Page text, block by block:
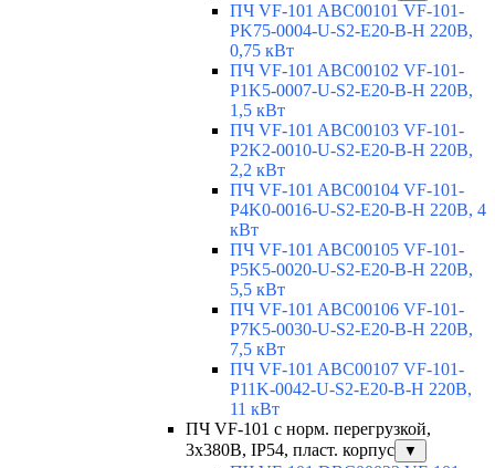
ПЧ VF-101 ABC00101 VF-101-
PK75-0004-U-S2-E20-B-H 220В,
0,75 кВт
ПЧ VF-101 ABC00102 VF-101-
P1K5-0007-U-S2-E20-B-H 220В,
1,5 кВт
ПЧ VF-101 ABC00103 VF-101-
P2K2-0010-U-S2-E20-B-H 220В,
2,2 кВт
ПЧ VF-101 ABC00104 VF-101-
P4K0-0016-U-S2-E20-B-H 220В, 4
кВт
ПЧ VF-101 ABC00105 VF-101-
P5K5-0020-U-S2-E20-B-H 220В,
5,5 кВт
ПЧ VF-101 ABC00106 VF-101-
P7K5-0030-U-S2-E20-B-H 220В,
7,5 кВт
ПЧ VF-101 ABC00107 VF-101-
P11K-0042-U-S2-E20-B-H 220В,
11 кВт
ПЧ VF-101 с норм. перегрузкой,
3х380В, IP54, пласт. корпус
▼